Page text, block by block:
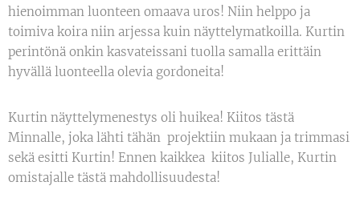
hienoimman luonteen omaava uros! Niin helppo ja
toimiva koira niin arjessa kuin näyttelymatkoilla. Kurtin
perintönä onkin kasvateissani tuolla samalla erittäin
hyvällä luonteella olevia gordoneita!
Kurtin näyttelymenestys oli huikea! Kiitos tästä
Minnalle, joka lähti tähän projektiin mukaan ja trimmasi
sekä esitti Kurtin! Ennen kaikkea kiitos Julialle, Kurtin
omistajalle tästä mahdollisuudesta!